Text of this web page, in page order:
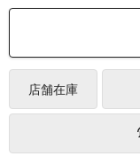
店舗在庫